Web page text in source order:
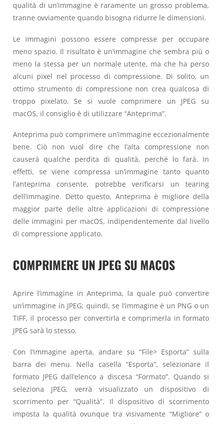
qualità di un’immagine è raramente un grosso problema,
tranne ovviamente quando bisogna ridurre le dimensioni.
Le immagini possono essere compresse per occupare
meno spazio. Il risultato è un’immagine che sembra più o
meno la stessa per un normale utente, ma che ha perso
alcuni pixel nel processo di compressione. Di solito, un
ottimo strumento di compressione non crea qualcosa di
troppo pixelato. Se si vuole comprimere un JPEG su
macOS, il consiglio è di utilizzare “Anteprima”.
Anteprima può comprimere un’immagine eccezionalmente
bene. Ciò non vuol dire che l’alta compressione non
causerà qualche perdita di qualità, perché lo farà. In
effetti, se viene compressa un’immagine tanto quanto
l’anteprima consente, potrebbe verificarsi un tearing
dell’immagine. Detto questo, Anteprima è migliore della
maggior parte delle altre applicazioni di compressione
delle immagini per macOS, indipendentemente dal livello
di compressione applicato.
COMPRIMERE UN JPEG SU MACOS
Aprire l’immagine in Anteprima, la quale può convertire
un’immagine in JPEG; quindi, se l’immagine è un PNG o un
TIFF, il processo per convertirla e comprimerla in formato
JPEG sarà lo stesso.
Con l’immagine aperta, andare su “File> Esporta” sulla
barra dei menu. Nella casella “Esporta”, selezionare il
formato JPEG dall’elenco a discesa “Formato”. Quando si
seleziona JPEG, verrà visualizzato un dispositivo di
scorrimento per “Qualità”. Il dispositivo di scorrimento
imposta la qualità ovunque tra visivamente “Migliore” o